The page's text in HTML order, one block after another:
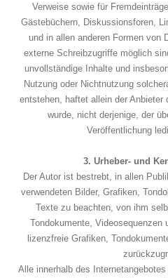
Verweise sowie für
Gästebüchern, Diskussionsforen,
und in allen anderen Formen von
externe Schreibzugriffe möglich
unvollständige Inhalte und
Nutzung oder Nichtnutzung
entstehen, haftet allein der Anbieter
wurde, nicht derjenige, der
Veröffentlichung
3. Urheber- und
Der Autor ist bestrebt, in allen
verwendeten Bilder, Grafiken,
Texte zu beachten, von ihm
Tondokumente, Videosequenzen
lizenzfreie Grafiken,
Alle innerhalb des